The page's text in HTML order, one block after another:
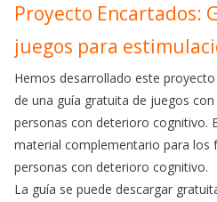
Proyecto Encartados:
juegos para
Hemos desarrollado este
de una guía gratuita de juegos
personas con deterioro cognitivo.
material complementario para los
personas con deterioro cognitivo.
La guía se puede descargar